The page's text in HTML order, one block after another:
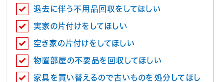
退去に伴う不用品回収をしてほしい
実家の片付けをしてほしい
空き家の片付けをしてほしい
物置部屋の不要品を回収してほしい
家具を買い替えるので古いものを処分してほし